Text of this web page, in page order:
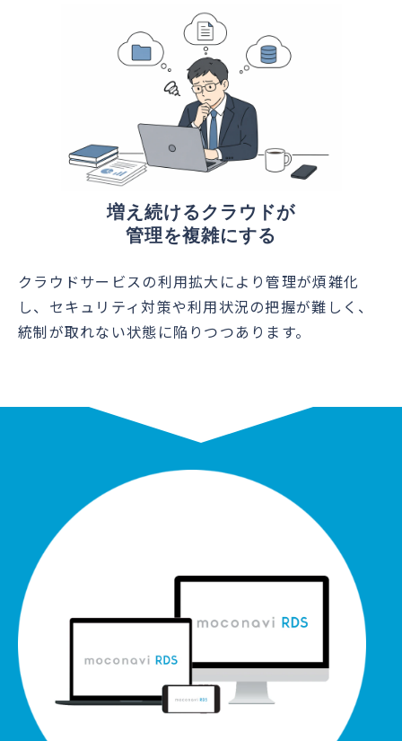
増え続けるクラウドが
管理を複雑にする
クラウドサービスの利用拡大により管理が煩雑化
し、セキュリティ対策や利用状況の把握が難しく、
統制が取れない状態に陥りつつあります。